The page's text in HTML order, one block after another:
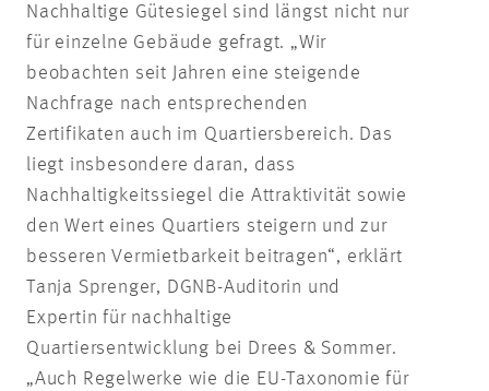
Nachhaltige Gütesiegel sind längst nicht nur
für einzelne Gebäude gefragt. „Wir
beobachten seit Jahren eine steigende
Nachfrage nach entsprechenden
Zertifikaten auch im Quartiersbereich. Das
liegt insbesondere daran, dass
Nachhaltigkeitssiegel die Attraktivität sowie
den Wert eines Quartiers steigern und zur
besseren Vermietbarkeit beitragen“, erklärt
Tanja Sprenger, DGNB-Auditorin und
Expertin für nachhaltige
Quartiersentwicklung bei Drees & Sommer.
„Auch Regelwerke wie die EU-Taxonomie für